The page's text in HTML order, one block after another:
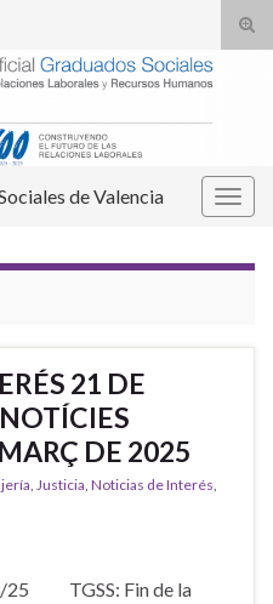
el
de Valencia
21 DE
DE 2025
Justicia Noticias de Interés
25 TGSS: Fin de la